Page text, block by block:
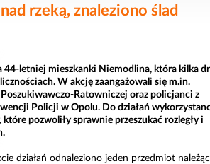
rzeką, znaleziono ślad
44-letniej mieszkanki Niemodlina, która kilka
W akcję zaangażowali się m.in.
Ratowniczej oraz policjanci z
Policji w Opolu. Do działań
pozwoliły sprawnie przeszukać rozległy i
działań odnaleziono jeden przedmiot